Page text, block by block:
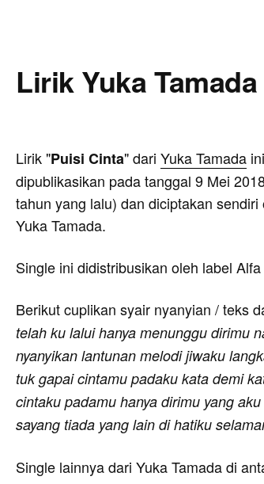
Lirik Yuka
Lirik "Puisi Cinta" dari Yuka Tamada ini
dipublikasikan pada tanggal 9 Mei
tahun yang lalu) dan diciptakan sendiri
Yuka Tamada.
Single ini didistribusikan oleh label
Berikut cuplikan syair nyanyian / teks
telah ku lalui hanya menunggu dirimu
nyanyikan lantunan melodi jiwaku
tuk gapai cintamu padaku kata demi
cintaku padamu hanya dirimu yang
sayang tiada yang lain di hatiku
Single lainnya dari Yuka Tamada di